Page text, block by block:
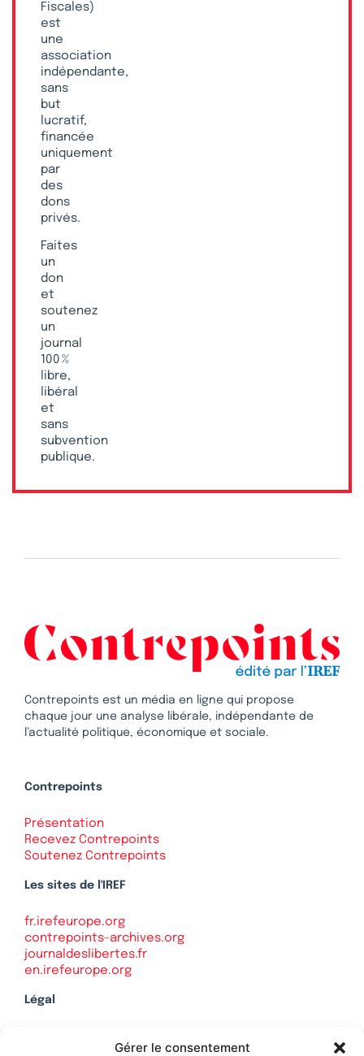
Gérer le consentement
Fiscales)
est
une
association
indépendante,
sans
but
lucratif,
financée
uniquement
par
des
dons
privés.
Faites
un
don
et
soutenez
un
journal
100 %
libre,
libéral
et
sans
subvention
publique.
Contrepoints est un média en ligne qui propose
chaque jour une analyse libérale, indépendante de
l’actualité politique, économique et sociale.
Contrepoints
Présentation
Recevez Contrepoints
Soutenez Contrepoints
Les sites de l'IREF
fr.irefeurope.org
contrepoints-archives.org
journaldeslibertes.fr
en.irefeurope.org
Légal
Politique de confidentialité